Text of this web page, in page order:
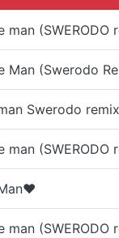
man (SWERODO
Man (Swerodo
Swerodo remix
man
man (SWERODO